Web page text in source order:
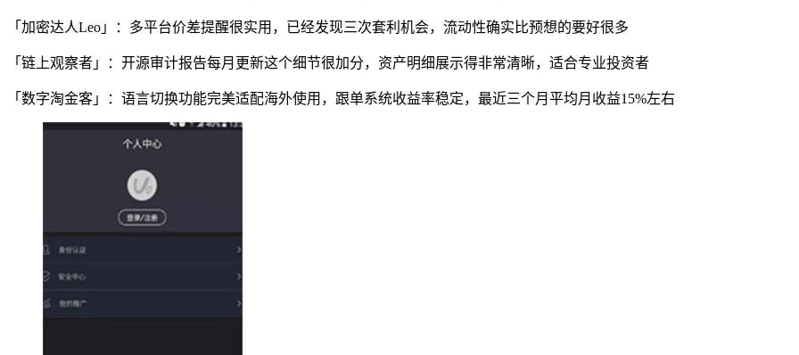
「加密达人Leo」：多平台价差提醒很实用，已经发现三次套利机会，流动性确实比预想的要好很多
「链上观察者」：开源审计报告每月更新这个细节很加分，资产明细展示得非常清晰，适合专业投资者
「数字淘金客」：语言切换功能完美适配海外使用，跟单系统收益率稳定，最近三个月平均月收益15%左右